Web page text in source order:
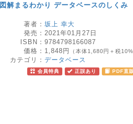
図解まるわかり データベースのしくみ
著者： 坂上 幸大
発売： 2021年01月27日
ISBN： 9784798166087
価格： 1,848円 （本体1,680円＋税10%
カテゴリ： データベース
会員特典 正誤あり PDF直